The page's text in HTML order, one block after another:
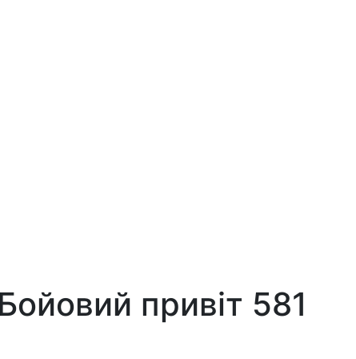
привіт 581